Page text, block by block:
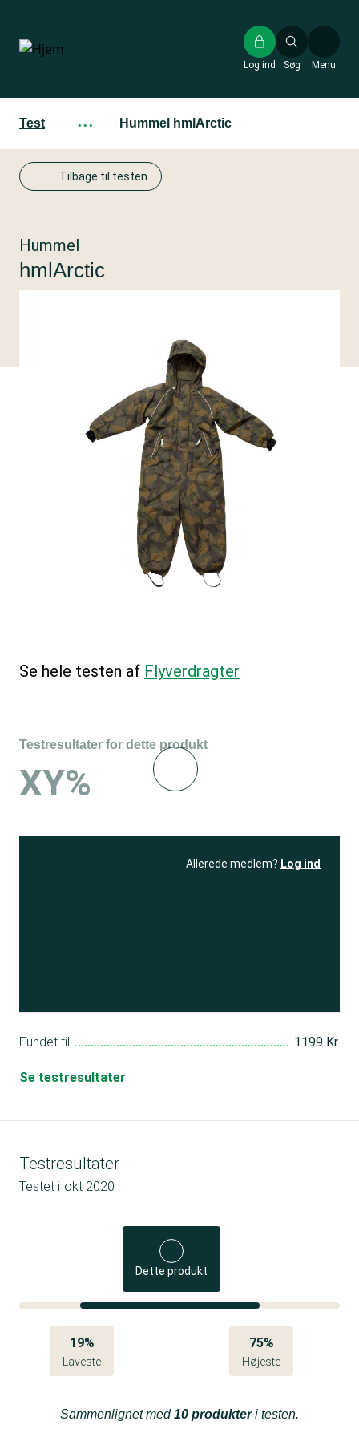
hovedindhold
Søg
Log ind Menu
Test ··· Hummel hmlArctic
Tilbage til testen
Hummel
hmlArctic
Se hele testen af Flyverdragter
Testresultater for dette produkt
XY%
Allerede medlem? Log ind
Fundet til 1199 Kr.
Se testresultater
Testresultater
Testet i okt 2020
Dette produkt
19%
Laveste
75%
Højeste
Sammenlignet med10 produkteri testen.